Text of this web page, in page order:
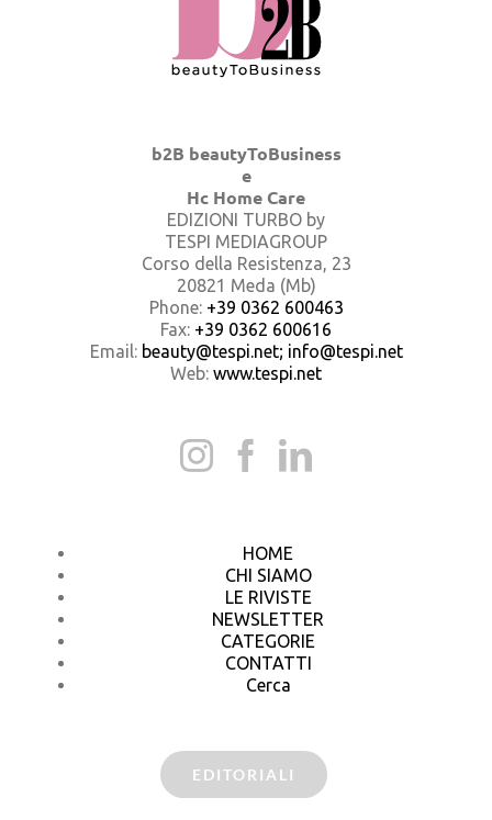
b2B beautyToBusiness
e
Hc Home Care
EDIZIONI TURBO by
TESPI MEDIAGROUP
Corso della Resistenza, 23
20821 Meda (Mb)
Phone: +39 0362 600463
Fax: +39 0362 600616
Email: beauty@tespi.net; info@tespi.net
Web: www.tespi.net
HOME
CHI SIAMO
LE RIVISTE
NEWSLETTER
CATEGORIE
CONTATTI
Cerca
EDITORIALI